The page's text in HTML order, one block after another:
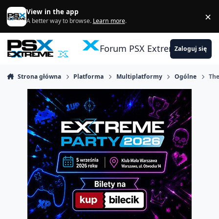
Skocz do zawartości
View in the app
A better way to browse. Learn more. ×
Forum PSX ExtremeZaloguj się
Strona główna Platforma Multiplatformy Ogólne